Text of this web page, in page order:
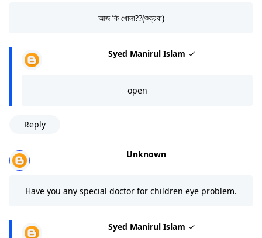
আজ কি খোলা??(শুক্রবা)
Syed Manirul Islam
open
Reply
Unknown
Have you any special doctor for children eye problem.
Syed Manirul Islam